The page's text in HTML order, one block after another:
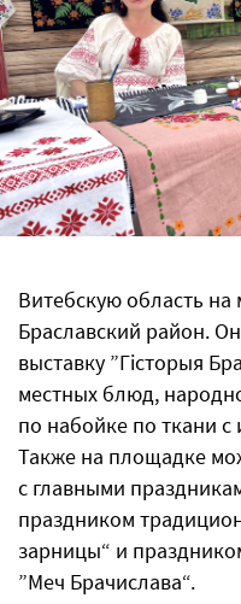
Витебскую область
Браславский район.
выставку ”Гісторыя
местных блюд,
по набойке по ткани
Также на площадке
с главными
праздником
зарницы“ и
”Меч Брачислава“.